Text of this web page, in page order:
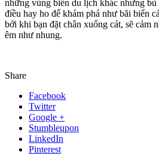
những vùng biển du lịch khác nhưng
điều hay ho để khám phá như bãi biển
bởi khi bạn đặt chân xuống cát, sẽ cảm
êm như nhung.
Share
Facebook
Twitter
Google +
Stumbleupon
LinkedIn
Pinterest